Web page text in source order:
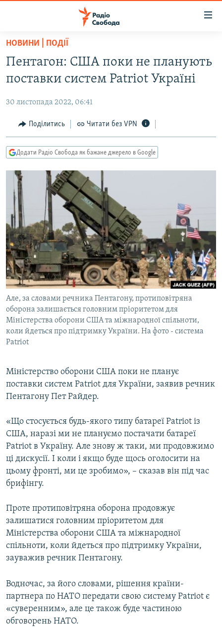
Перейти
основного
матеріалу
до
навігації
Перейти
до
ПОЛІТИКА
ЕКОНОМІКА
КУЛЬТУРА
СПОРТ
УКРАЇНА
СВІТ
ВІЙНА
РОСІЙСЬКА «ФІЛЬТРАЦІЯ»
КРИМ.РЕАЛІЇ
ТИ ЯК?
СХЕМИ
КИТАЙ.ВИКЛИКИ
МУЛЬТИМЕДІА
ФОТО
СПЕЦПРОЄКТИ
ПОДКАСТИ
КРИМ РЕАЛІЇ
РУС
УКР
ДОЛУЧАЙСЯ!
Усі сайти RFE/RL
НОВИНИ | ПОДІЇ
Пентагон: США поки не планують
поставки систем Patriot Україні
30 листопада 2022, 06:41
Поділитись Читати без VPN
Додати Радіо Свобода як бажане джерело в Google
Але, за словами речника Пентагону, протиповітряна
оборона залишається головним пріоритетом для
Міністерства оборони США та міжнародної спільноти,
коли йдеться про підтримку України. На фото - система
Patriot
Міністерство оборони США поки не планує
поставки систем Patriot для України, заявив речник
Пентагону Пет Райдер.
«Що стосується будь-якого типу батареї Patriot із
США, наразі ми не плануємо постачати батареї
Patriot в Україну. Але знову ж таки, ми продовжимо
ці дискусії. І коли і якщо буде щось оголосити на
цьому фронті, ми це зробимо», – сказав він під час
брифінгу.
Проте протиповітряна оборона продовжує
залишатися головним пріоритетом для
Міністерства оборони США та міжнародної
спільноти, коли йдеться про підтримку України,
зауважив речник Пентагону.
Водночас, за його словами, рішення країни-
партнера по НАТО передати свою систему Patriot є
«суверенним», але це також буде частиною
обговорень НАТО.